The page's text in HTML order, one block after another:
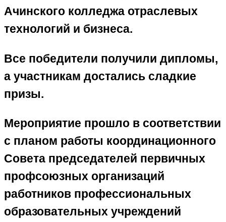
Ачинского колледжа отраслевых
технологий и бизнеса.
Все победители получили дипломы,
а участникам достались сладкие
призы.
Мероприятие прошло в соответствии
с планом работы координационного
Совета председателей первичных
профсоюзных организаций
работников профессиональных
образовательных учреждений